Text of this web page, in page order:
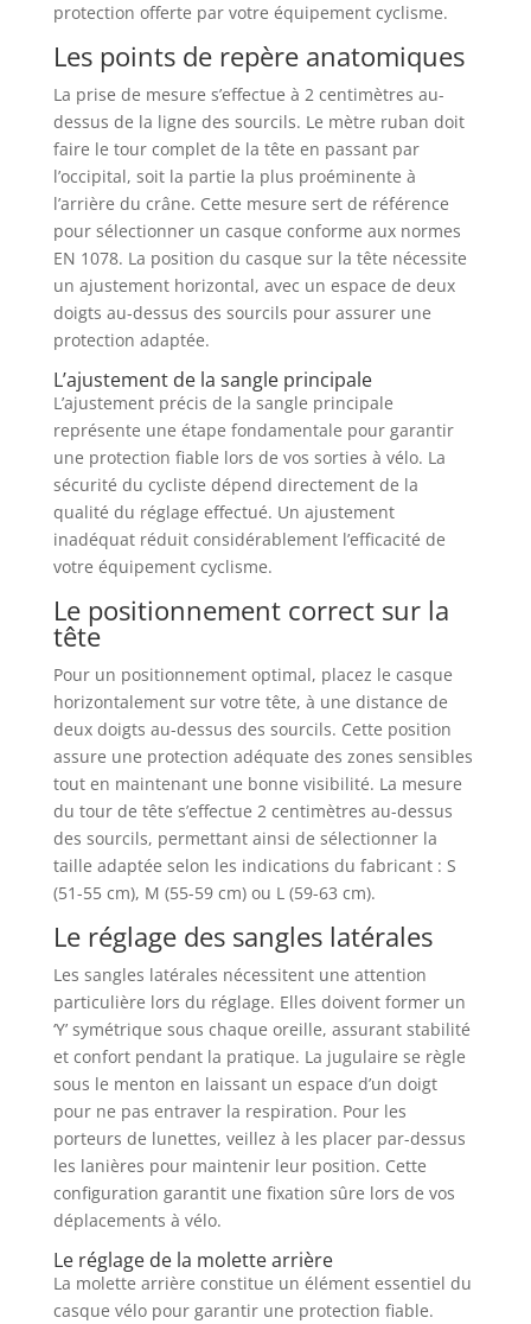
protection offerte par votre équipement cyclisme.
Les points de repère anatomiques
La prise de mesure s’effectue à 2 centimètres au-
dessus de la ligne des sourcils. Le mètre ruban doit
faire le tour complet de la tête en passant par
l’occipital, soit la partie la plus proéminente à
l’arrière du crâne. Cette mesure sert de référence
pour sélectionner un casque conforme aux normes
EN 1078. La position du casque sur la tête nécessite
un ajustement horizontal, avec un espace de deux
doigts au-dessus des sourcils pour assurer une
protection adaptée.
L’ajustement de la sangle principale
L’ajustement précis de la sangle principale
représente une étape fondamentale pour garantir
une protection fiable lors de vos sorties à vélo. La
sécurité du cycliste dépend directement de la
qualité du réglage effectué. Un ajustement
inadéquat réduit considérablement l’efficacité de
votre équipement cyclisme.
Le positionnement correct sur la
tête
Pour un positionnement optimal, placez le casque
horizontalement sur votre tête, à une distance de
deux doigts au-dessus des sourcils. Cette position
assure une protection adéquate des zones sensibles
tout en maintenant une bonne visibilité. La mesure
du tour de tête s’effectue 2 centimètres au-dessus
des sourcils, permettant ainsi de sélectionner la
taille adaptée selon les indications du fabricant : S
(51-55 cm), M (55-59 cm) ou L (59-63 cm).
Le réglage des sangles latérales
Les sangles latérales nécessitent une attention
particulière lors du réglage. Elles doivent former un
‘Y’ symétrique sous chaque oreille, assurant stabilité
et confort pendant la pratique. La jugulaire se règle
sous le menton en laissant un espace d’un doigt
pour ne pas entraver la respiration. Pour les
porteurs de lunettes, veillez à les placer par-dessus
les lanières pour maintenir leur position. Cette
configuration garantit une fixation sûre lors de vos
déplacements à vélo.
Le réglage de la molette arrière
La molette arrière constitue un élément essentiel du
casque vélo pour garantir une protection fiable.